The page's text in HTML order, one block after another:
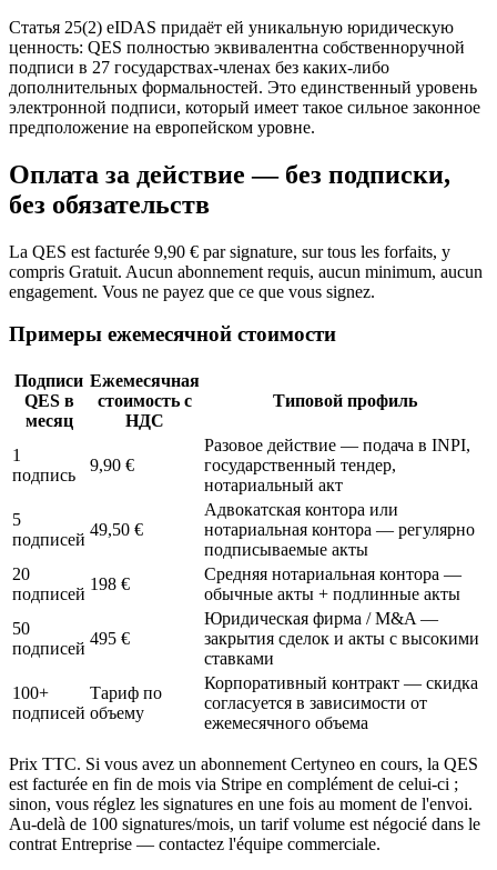
Статья 25(2) eIDAS придаёт ей уникальную юридическую
ценность: QES полностью эквивалентна собственноручной
подписи в 27 государствах-членах без каких-либо
дополнительных формальностей. Это единственный уровень
электронной подписи, который имеет такое сильное законное
предположение на европейском уровне.
Оплата за действие — без подписки,
без обязательств
La QES est facturée 9,90 € par signature, sur tous les forfaits, y
compris Gratuit. Aucun abonnement requis, aucun minimum, aucun
engagement. Vous ne payez que ce que vous signez.
Примеры ежемесячной стоимости
Подписи
QES в
месяц
Ежемесячная
стоимость с
НДС
Типовой профиль
1
подпись
9,90 €
Разовое действие — подача в INPI,
государственный тендер,
нотариальный акт
5
подписей
49,50 €
Адвокатская контора или
нотариальная контора — регулярно
подписываемые акты
20
подписей
198 €
Средняя нотариальная контора —
обычные акты + подлинные акты
50
подписей
495 €
Юридическая фирма / M&A —
закрытия сделок и акты с высокими
ставками
100+
подписей
Тариф по
объему
Корпоративный контракт — скидка
согласуется в зависимости от
ежемесячного объема
Prix TTC. Si vous avez un abonnement Certyneo en cours, la QES
est facturée en fin de mois via Stripe en complément de celui-ci ;
sinon, vous réglez les signatures en une fois au moment de l'envoi.
Au-delà de 100 signatures/mois, un tarif volume est négocié dans le
contrat Entreprise — contactez l'équipe commerciale.